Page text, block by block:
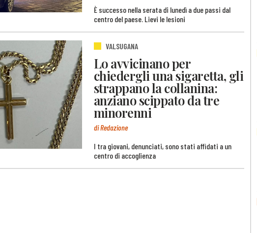
È successo nella serata di lunedì a due passi dal
centro del paese. Lievi le lesioni
VALSUGANA
Lo avvicinano per
chiedergli una sigaretta, gli
strappano la collanina:
anziano scippato da tre
minorenni
di Redazione
I tra giovani, denunciati, sono stati affidati a un
centro di accoglienza